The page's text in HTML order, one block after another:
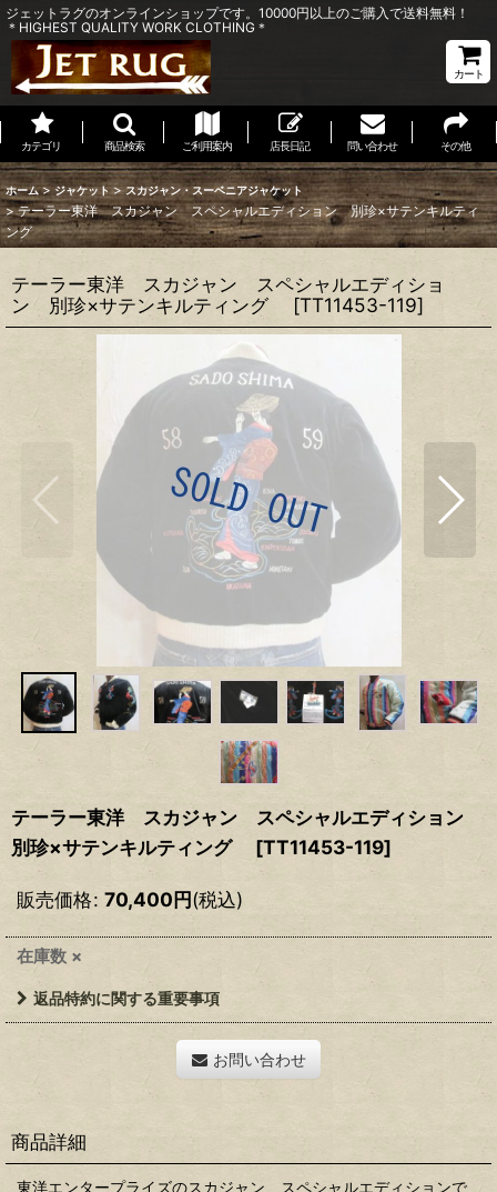
ジェットラグのオンラインショップです。10000円以上のご購入で送料無料！
＊HIGHEST QUALITY WORK CLOTHING＊
カート
カテゴリ 商品検索 ご利用案内 店長日記 問い合わせ その他
ホーム > ジャケット > スカジャン・スーベニアジャケット
> テーラー東洋 スカジャン スペシャルエディション 別珍×サテンキルティ
ング
テーラー東洋 スカジャン スペシャルエディショ
ン 別珍×サテンキルティング
[TT11453-119]
テーラー東洋 スカジャン スペシャルエディション
別珍×サテンキルティング
[TT11453-119]
販売価格: 70,400円(税込)
在庫数 ×
返品特約に関する重要事項
お問い合わせ
商品詳細
東洋エンタープライズのスカジャン、スペシャルエディションで